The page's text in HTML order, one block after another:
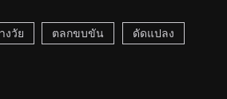
งวัย ตลกขบขัน ดัดแปลง